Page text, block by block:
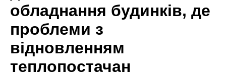
обладнання будинків, де
проблеми з
відновленням
теплопостачан